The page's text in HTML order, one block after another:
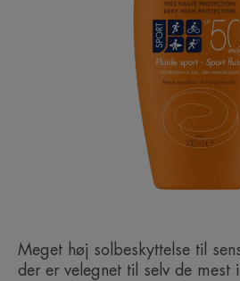
Meget høj solbeskyttelse til
der er velegnet til selv de mest